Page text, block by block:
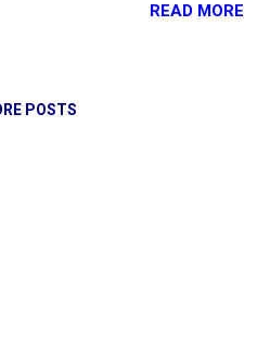
భవన్ న్యూఢిల్లీ నందు విధులు
మొత్తం ఖాళీల సంఖ్య :: 04, తప్పక
READ MORE
POSTS